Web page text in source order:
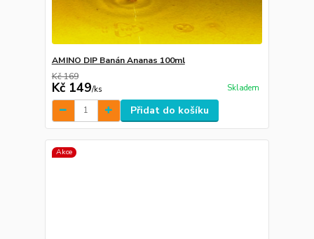
AMINO DIP Banán Ananas 100ml
Kč 169
Kč 149/ks Skladem
Přidat do košíku
Akce